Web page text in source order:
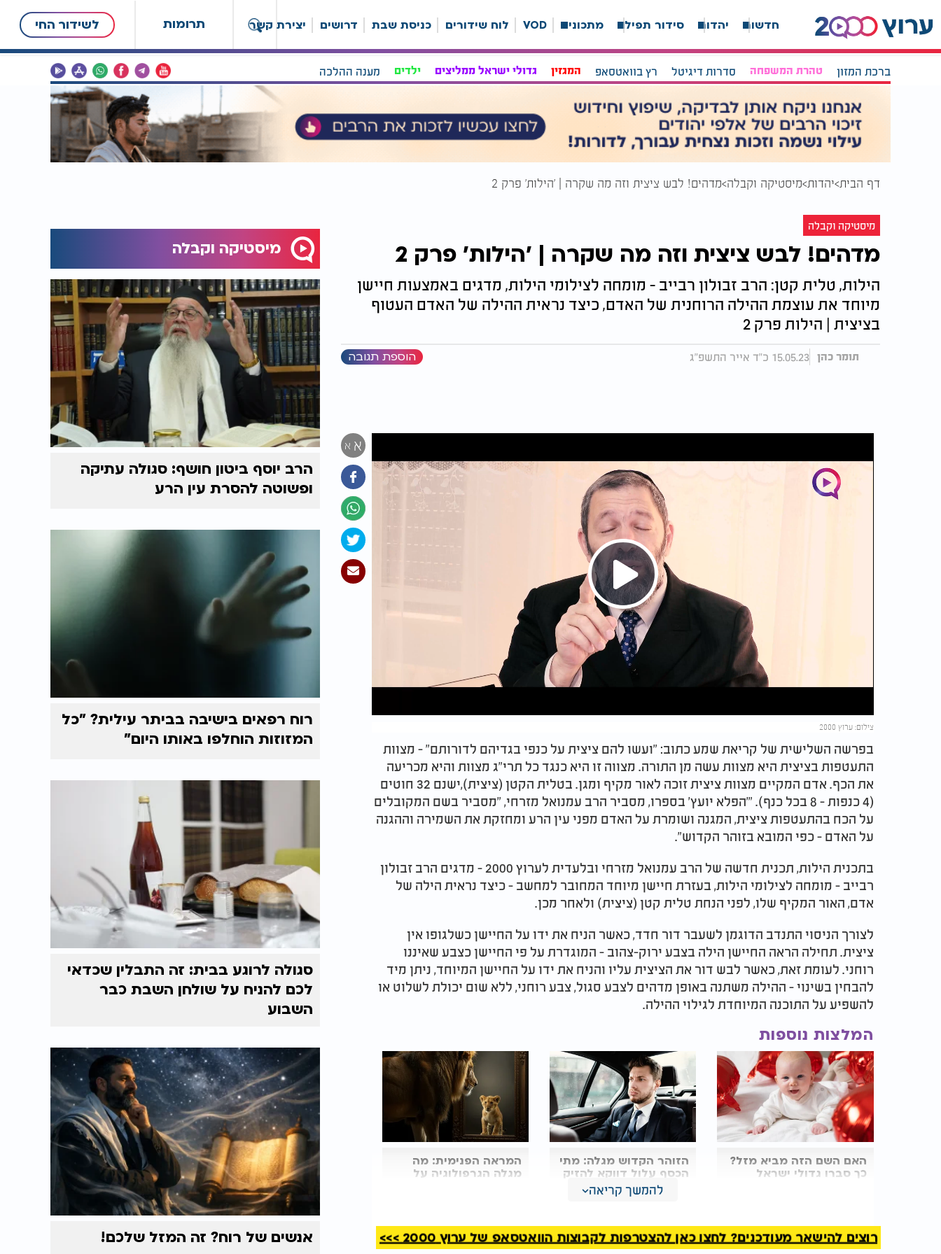
תרומות לשידור החי חדשות יהדות סידור תפילה מתכונים VOD לוח שידורים כניסת שבת דרושים יצירת קשר
ברכת המזון טהרת המשפחה סדרות דיגיטל רץ בוואטסאפ המגזין גדולי ישראל ממליצים ילדים מענה ההלכה
דף הבית יהדות מיסטיקה וקבלה מדהים! לבש ציצית וזה מה שקרה | 'הילות' פרק 2
מיסטיקה וקבלה
מדהים! לבש ציצית וזה מה שקרה | 'הילות' פרק 2
הילות, טלית קטן: הרב זבולון רבייב - מומחה לצילומי הילות, מדגים באמצעות חיישן
מיוחד את עוצמת ההילה הרוחנית של האדם, כיצד נראית ההילה של האדם העטוף
בציצית | הילות פרק 2
תומר כהן 15.05.23 כ"ד אייר התשפ"ג הוספת תגובה
א א
Play
Video
צילום: ערוץ 2000
בפרשה השלישית של קריאת שמע כתוב: "ועשו להם ציצית על כנפי בגדיהם לדורותם" - מצוות
התעטפות בציצית היא מצוות עשה מן התורה. מצווה זו היא כנגד כל תרי"ג מצוות והיא מכריעה
את הכף. אדם המקיים מצוות ציצית זוכה לאור מקיף ומגן. בטלית הקטן (ציצית),ישנם 32 חוטים
(4 כנפות - 8 בכל כנף). "'הפלא יועץ' בספרו, מסביר הרב עמנואל מזרחי, "מסביר בשם המקובלים
על הכח בהתעטפות ציצית, המגנה ושומרת על האדם מפני עין הרע ומחזקת את השמירה וההגנה
על האדם - כפי המובא בזוהר הקדוש".
בתכנית הילות, תכנית חדשה של הרב עמנואל מזרחי ובלעדית לערוץ 2000 - מדגים הרב זבולון
רבייב - מומחה לצילומי הילות, בעזרת חיישן מיוחד המחובר למחשב - כיצד נראית הילה של
אדם, האור המקיף שלו, לפני הנחת טלית קטן (ציצית) ולאחר מכן.
לצורך הניסוי התנדב הדוגמן לשעבר דור חדד, כאשר הניח את ידו על החיישן כשלגופו אין
ציצית. תחילה הראה החיישן הילה בצבע ירוק-צהוב - המוגדרת על פי החיישן כצבע שאיננו
רוחני. לעומת זאת, כאשר לבש דור את הציצית עליו והניח את ידו על החיישן המיוחד, ניתן מיד
להבחין בשינוי - ההילה משתנה באופן מדהים לצבע סגול, צבע רוחני, ללא שום יכולת לשלוט או
להשפיע על התוכנה המיוחדת לגילוי ההילה.
המלצות נוספות
האם השם הזה מביא מזל?
כך סברו גדולי ישראל
הזוהר הקדוש מגלה: מתי
הכסף עלול דווקא להזיק
לבעליו?
המראה הפנימית: מה
מגלה הגרפולוגיה על
"שרון נחשוני עבר מוות קליני והיה בבית דין של מעלה", מספר הרב מזרחי, "נחשוני הקפיד ללכת
תמיד עם טלית קטן, וכאשר התעורר מהמוות הקליני, אמר שאילו אדם היה רואה את הממד
להמשך קריאה
רוצים להישאר מעודכנים? לחצו כאן להצטרפות לקבוצות הוואטסאפ של ערוץ 2000 >>>
מיסטיקה וקבלה
הרב יוסף ביטון חושף: סגולה עתיקה
ופשוטה להסרת עין הרע
רוח רפאים בישיבה בביתר עילית? "כל
המזוזות הוחלפו באותו היום"
סגולה לרוגע בבית: זה התבלין שכדאי
לכם להניח על שולחן השבת כבר
השבוע
אנשים של רוח? זה המזל שלכם!